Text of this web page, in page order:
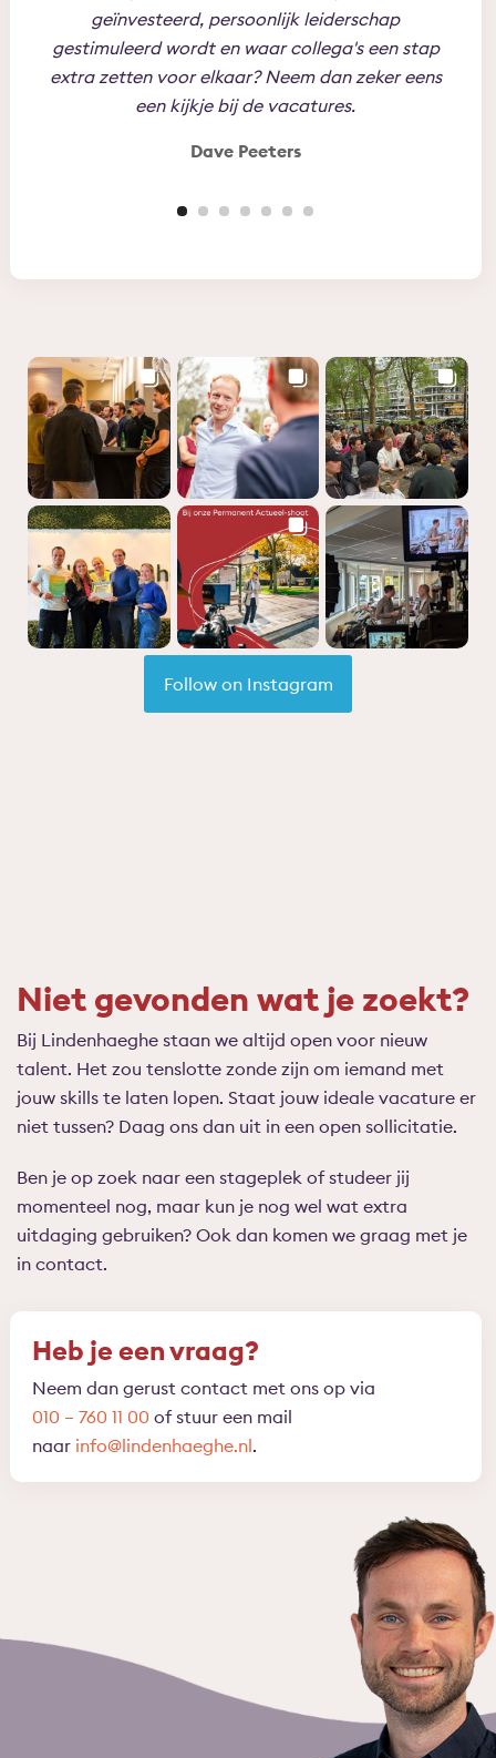
geïnvesteerd, persoonlijk leiderschap
gestimuleerd wordt en waar collega's een stap
extra zetten voor elkaar? Neem dan zeker eens
een kijkje bij de vacatures.
Dave Peeters
Follow on Instagram
Niet gevonden wat je zoekt?
Bij Lindenhaeghe staan we altijd open voor nieuw
talent. Het zou tenslotte zonde zijn om iemand met
jouw skills te laten lopen. Staat jouw ideale vacature er
niet tussen? Daag ons dan uit in een open sollicitatie.
Ben je op zoek naar een stageplek of studeer jij
momenteel nog, maar kun je nog wel wat extra
uitdaging gebruiken? Ook dan komen we graag met je
in contact.
Heb je een vraag?
Neem dan gerust contact met ons op via
010 – 760 11 00 of stuur een mail
naar info@lindenhaeghe.nl.